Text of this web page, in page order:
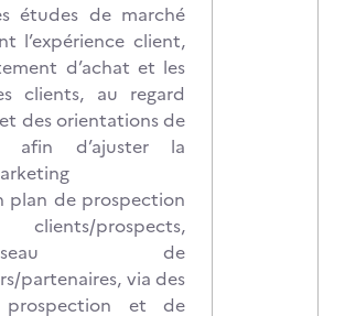
études de marché
l’expérience client,
d’achat et les
clients, au regard
des orientations de
afin d’ajuster la
plan de prospection
prospects,
réseau de
partenaires, via des
et de